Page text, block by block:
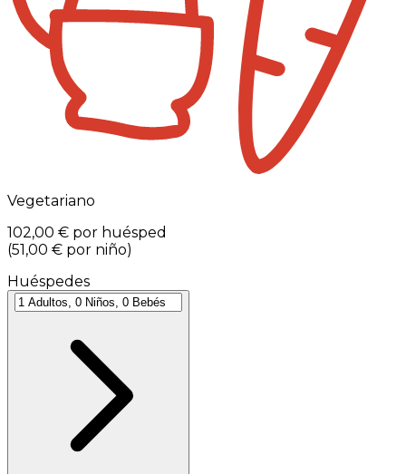
Vegetariano
102,00 € por huésped
(51,00 € por niño)
Huéspedes